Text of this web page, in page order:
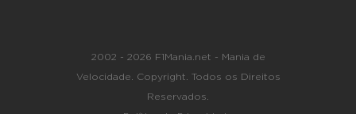
2002 - 2026 F1Mania.net - Mania de
Velocidade. Copyright. Todos os Direitos
Reservados.